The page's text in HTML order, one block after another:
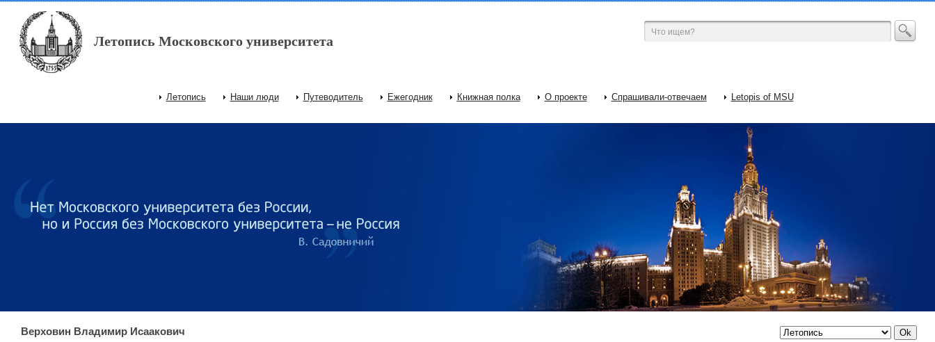
Перейти к основному содержанию
Летопись Московского университета
Главное меню
Летопись Наши люди Путеводитель Ежегодник Книжная полка О проекте Спрашивали-отвечаем Letopis of MSU
Верховин Владимир Исаакович